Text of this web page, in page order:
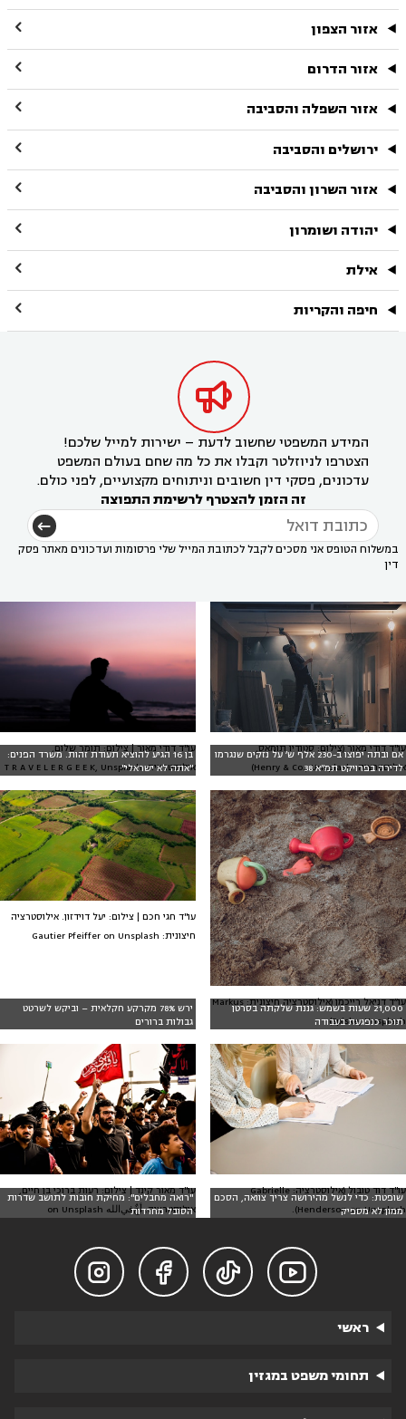
אזור הצפון 
אזור הדרום 
אזור השפלה והסביבה 
ירושלים והסביבה 
אזור השרון והסביבה 
יהודה ושומרון 
אילת 
חיפה והקריות 

המידע המשפטי שחשוב לדעת – ישירות למייל שלכם!
הצטרפו לניוזלטר וקבלו את כל מה שחם בעולם המשפט
עדכונים, פסקי דין חשובים וניתוחים מקצועיים, לפני כולם.
זה הזמן להצטרף לרשימת התפוצה
במשלוח הטופס אני מסכים לקבל לכתובת המייל שלי פרסומות ועדכונים מאתר פסק
דין
אם ובתה יפוצו ב-230 אלף ש׳ על נזקים שנגרמו
לדירה בפרויקט תמ״א 38
עו"ד דודי מאור (צילום: סטודיו תומאס,
אילוסטרציה: Henry & Co., Unsplash)
בן 16 הגיע להוציא תעודת זהות. משרד הפנים:
"אתה לא ישראלי"
עו"ד דודי מאור | צילום: תומר שלום,
אילוסטרציה: T R A V E L E R G E E K, Unsplash
21,000 שעות בשמש: גננת שלקתה בסרטן
תוכר כנפגעת בעבודה
עו״ד דניאל רייכמן (אילוסטרציה חיצונית: Markus
Spiske, Unsplash)
ירש 78% מקרקע חקלאית – וביקש לשרטט
גבולות ברורים
עו"ד חגי חכם | צילום: יעל דוידזון. אילוסטרציה
חיצונית: Gautier Pfeiffer on Unsplash
שופטת: כדי לנשל מהירושה צריך צוואה, הסכם
ממון לא מספיק
עו"ד דוד טובול (אילוסטרציה: Gabrielle
Henderson on Unsplash).
"רואה מחבלים": מחיקת חובות לתושב שדרות
הסובל מחרדות
עו"ד מאור קינד | צילום: רעות ברוכי בן חיים,
אילוסטרציה: أخٌ‌في‌الله on Unsplash




ראשי
תחומי משפט במגזין